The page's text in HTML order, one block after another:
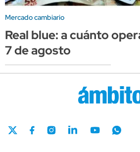
Mercado cambiario
Real blue: a cuánto
7 de agosto